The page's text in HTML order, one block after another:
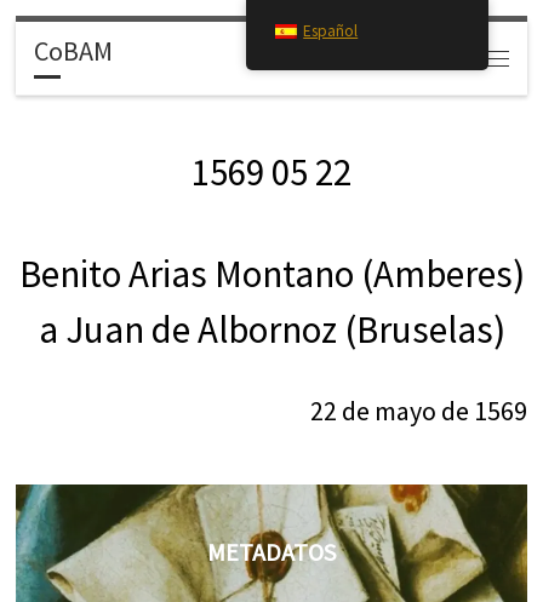
CoBAM
Search
1569 05 22
Benito Arias Montano (Amberes)
a Juan de Albornoz (Bruselas)
22 de mayo de 1569
METADATOS
Español